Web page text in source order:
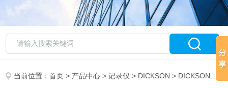
当前位置：首页 > 产品中心 >记录仪 > DICKSON > DICKSON记录仪D302